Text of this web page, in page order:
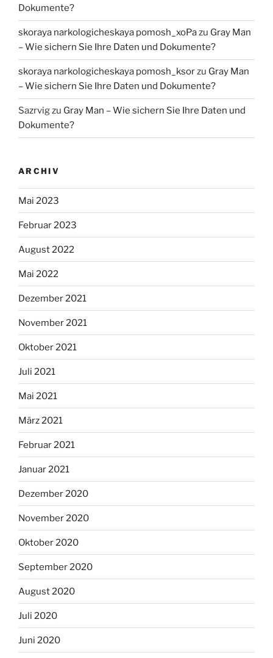
Dokumente?
skoraya narkologicheskaya pomosh_xoPazu Gray Man
– Wie sichern Sie Ihre Daten und Dokumente?
skoraya narkologicheskaya pomosh_ksorzu Gray Man
– Wie sichern Sie Ihre Daten und Dokumente?
Sazrvigzu Gray Man – Wie sichern Sie Ihre Daten und
Dokumente?
ARCHIV
Mai 2023
Februar 2023
August 2022
Mai 2022
Dezember 2021
November 2021
Oktober 2021
Juli 2021
Mai 2021
März 2021
Februar 2021
Januar 2021
Dezember 2020
November 2020
Oktober 2020
September 2020
August 2020
Juli 2020
Juni 2020